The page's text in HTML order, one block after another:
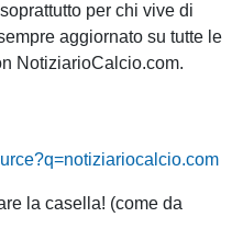
per chi vive di
aggiornato su tutte le
NotiziarioCalcio.com.
la casella! (come da